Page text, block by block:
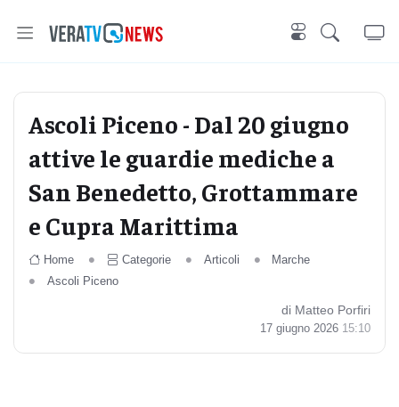
Ascoli Piceno - Dal 20 giugno
attive le guardie mediche a
San Benedetto, Grottammare
e Cupra Marittima
Home Categorie Articoli
Marche
Ascoli Piceno
di Matteo Porfiri
17 giugno 2026 15:10